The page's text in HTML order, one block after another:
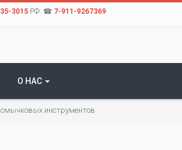
3015РФ: ☎ 7-911-9267369
О НАС
инструментов